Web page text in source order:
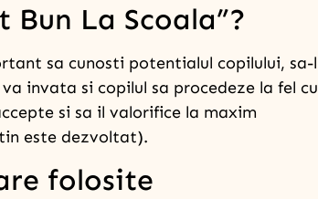
Bun La Scoala”?
sa cunosti potentialul copilului, sa-l
invata si copilul sa procedeze la fel cu
si sa il valorifice la maxim
este dezvoltat).
folosite